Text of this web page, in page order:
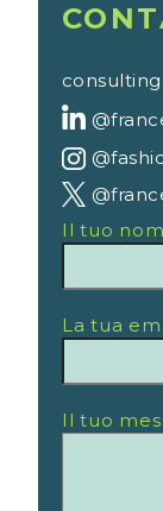
Il tuo
La tua
Il tuo